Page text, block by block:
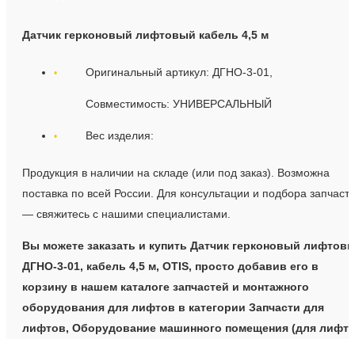
Датчик герконовый лифтовый кабель 4,5 м
Оригинальный артикул: ДГНО-3-01,
Совместимость: УНИВЕРСАЛЬНЫЙ
Вес изделия:
Продукция в наличии на складе (или под заказ). Возможна
поставка по всей России. Для консультации и подбора
— свяжитесь с нашими специалистами.
Вы можете заказать и купить Датчик герконовый
ДГНО-3-01, кабель 4,5 м, OTIS, просто добавив его в
корзину в нашем каталоге запчастей и монтажного
оборудования для лифтов в категории Запчасти для
лифтов, Оборудование машинного помещения (для